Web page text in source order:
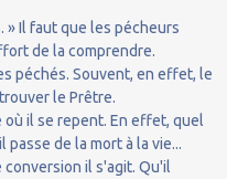
» Il faut que les pécheurs
de la comprendre.
péchés. Souvent, en effet, le
le Prêtre.
où il se repent. En effet, quel
de la mort à la vie...
il s'agit. Qu'il